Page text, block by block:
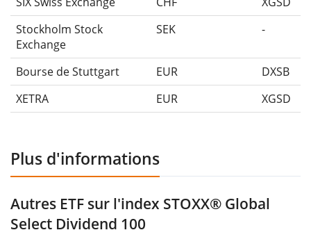
Stockholm Stock
Exchange
SEK -
Bourse de Stuttgart EUR
DXSB
XETRA
EUR XGSD
Plus d'informations
Autres ETF sur l'index STOXX® Global
Select Dividend 100